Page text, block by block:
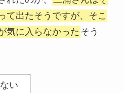
て出たそうですが、そこ
気に入らなかった そう
い